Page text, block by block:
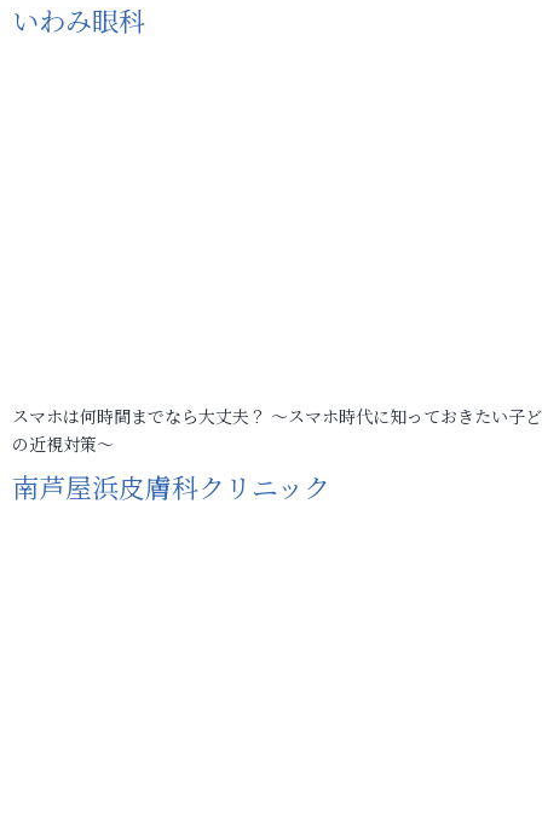
いわみ眼科
スマホは何時間までなら大丈夫？ ～スマホ時代に知っておきたい子
の近視対策～
南芦屋浜皮膚科クリニック